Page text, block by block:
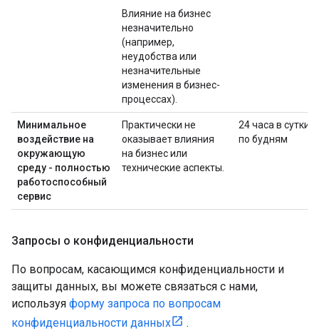
Влияние на бизнес
незначительно
(например,
неудобства или
незначительные
изменения в бизнес-
процессах).
Минимальное
воздействие на
окружающую
среду - полностью
работоспособный
сервис
Практически не
оказывает влияния
на бизнес или
технические аспекты.
24 часа в сутки
по будням
Запросы о конфиденциальности
По вопросам, касающимся конфиденциальности и
защиты данных, вы можете связаться с нами,
используя форму запроса по вопросам
конфиденциальности данных
.